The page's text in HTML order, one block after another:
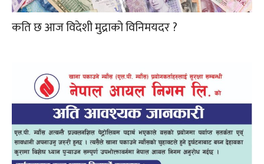
कति छ आज विदेशी मुद्राको विनिमयदर ?